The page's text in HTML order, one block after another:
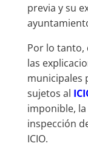
previa y su
Por lo tanto,
las
municipales
sujetos al
imponible,
inspección
ICIO.